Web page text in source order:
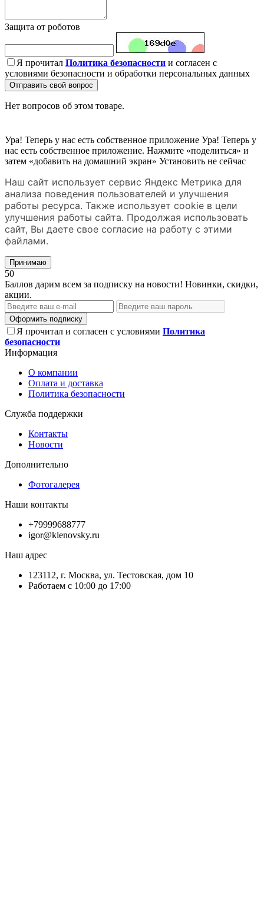
Защита от роботов
Я прочитал Политика безопасности и согласен с
условиями безопасности и обработки персональных данных
Отправить свой вопрос
Нет вопросов об этом товаре.
Ура! Теперь у нас есть собственное приложение Ура! Теперь у
нас есть собственное приложение. Нажмите «поделиться» и
затем «добавить на домашний экран» Установить не сейчас
Наш сайт использует сервис Яндекс Метрика для
анализа поведения пользователей и улучшения
работы ресурса. Также использует cookie в цели
улучшения работы сайта. Продолжая использовать
сайт, Вы даете свое согласие на работу с этими
файлами.
Принимаю
50
Баллов дарим всем за подписку на новости! Новинки, скидки,
акции.
Оформить подписку
Я прочитал и согласен с условиями Политика
безопасности
Информация
О компании
Оплата и доставка
Политика безопасности
Служба поддержки
Контакты
Новости
Дополнительно
Фотогалерея
Наши контакты
+79999688777
igor@klenovsky.ru
Наш адрес
123112, г. Москва, ул. Тестовская, дом 10
Работаем с 10:00 до 17:00